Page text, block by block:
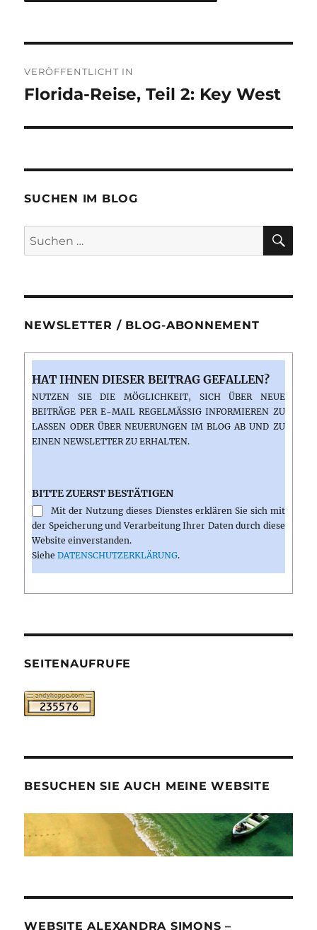
VERÖFFENTLICHT IN
Florida-Reise, Teil 2: Key West
SUCHEN IM BLOG
Suchen
nach:
NEWSLETTER / BLOG-ABONNEMENT
HAT IHNEN DIESER BEITRAG GEFALLEN?
NUTZEN SIE DIE MÖGLICHKEIT, SICH ÜBER NEUE
BEITRÄGE PER E-MAIL REGELMÄSSIG INFORMIEREN ZU L
ASSEN ODER ÜBER NEUERUNGEN IM BLOG AB UND ZU E
INEN NEWSLETTER ZU ERHALTEN.
BITTE ZUERST BESTÄTIGEN
Mit der Nutzung dieses Dienstes erklären Sie sich mit
der Speicherung und Verarbeitung Ihrer Daten durch diese
Website einverstanden.
SieheDATENSCHUTZERKLÄRUNG.
SEITENAUFRUFE
BESUCHEN SIE AUCH MEINE WEBSITE
WEBSITE ALEXANDRA SIMONS –